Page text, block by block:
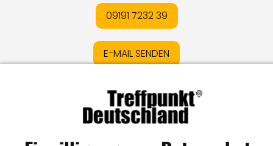
09191 7232 39
E-MAIL SENDEN
DatenschutzIOnline-Streitschlichtung
MediadatenIKontaktIVertrag widerrufen